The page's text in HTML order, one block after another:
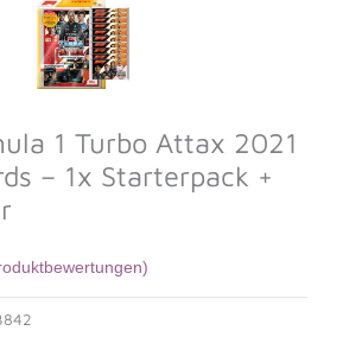
1 Turbo Attax 2021
– 1x Starterpack +